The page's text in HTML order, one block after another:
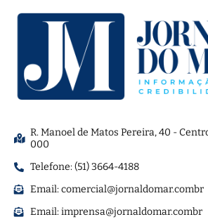
R. Manoel de Matos Pereira, 40 -
000
Telefone: (51) 3664-4188
Email:comercial@jornaldomar.combr
Email:imprensa@jornaldomar.combr